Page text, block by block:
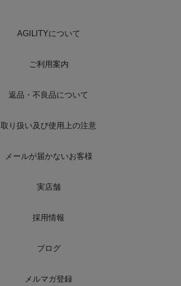
AGILITYについて
ご利用案内
返品・不良品について
取り扱い及び使用上の注意
メールが届かないお客様
実店舗
採用情報
ブログ
メルマガ登録